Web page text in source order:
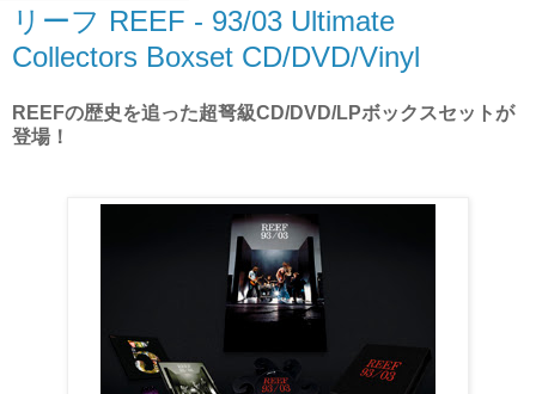
リーフ REEF - 93/03 Ultimate
Collectors Boxset CD/DVD/Vinyl
REEFの歴史を追った超弩級CD/DVD/LPボックスセットが
登場！